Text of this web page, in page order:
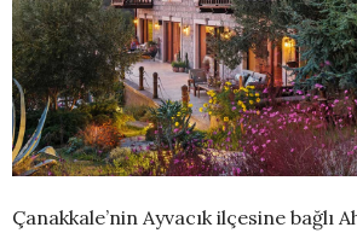
Çanakkale’nin Ayvacık ilçesine bağlı